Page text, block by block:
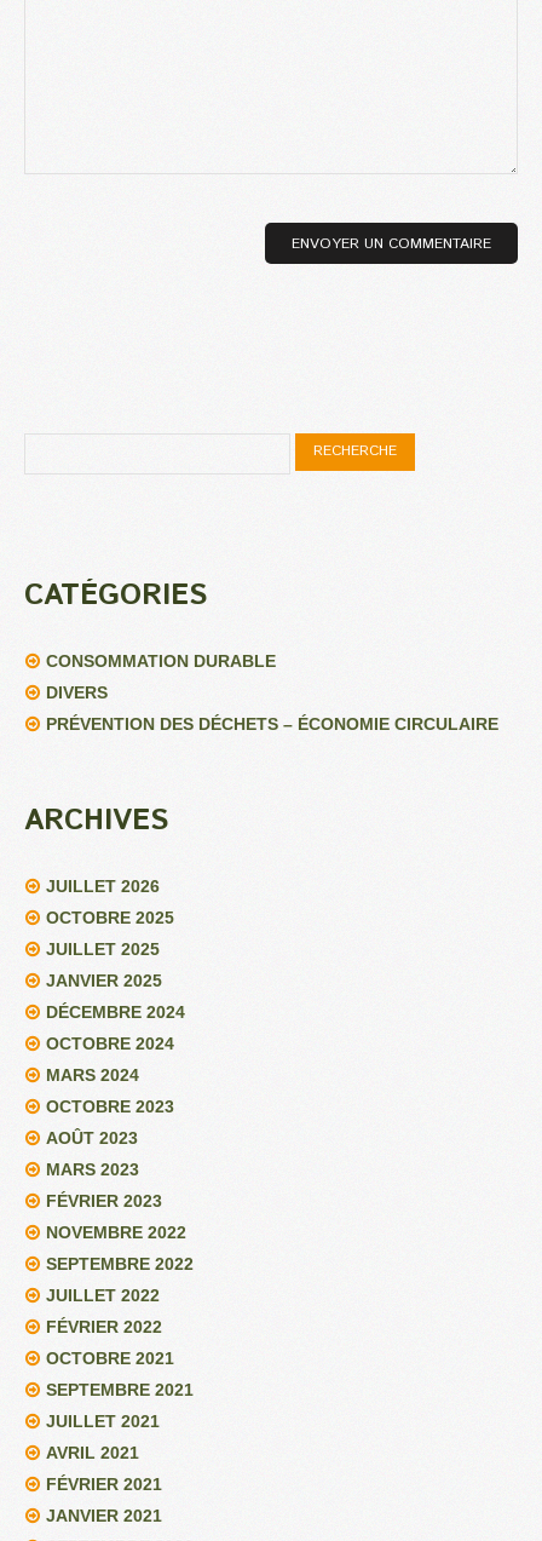
CATÉGORIES
CONSOMMATION DURABLE
DIVERS
PRÉVENTION DES DÉCHETS – ÉCONOMIE CIRCULAIRE
ARCHIVES
JUILLET 2026
OCTOBRE 2025
JUILLET 2025
JANVIER 2025
DÉCEMBRE 2024
OCTOBRE 2024
MARS 2024
OCTOBRE 2023
AOÛT 2023
MARS 2023
FÉVRIER 2023
NOVEMBRE 2022
SEPTEMBRE 2022
JUILLET 2022
FÉVRIER 2022
OCTOBRE 2021
SEPTEMBRE 2021
JUILLET 2021
AVRIL 2021
FÉVRIER 2021
JANVIER 2021